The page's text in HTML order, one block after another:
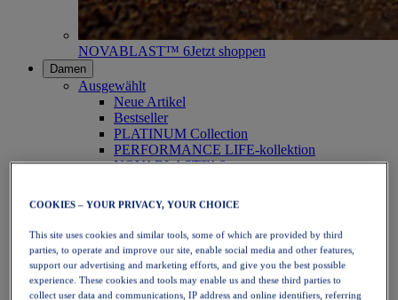
NOVABLAST™ 6Jetzt shoppen
Damen
Ausgewählt
Neue Artikel
Bestseller
PLATINUM Collection
PERFORMANCE LIFE-kollektion
NOVABLAST™ 6
Laufen
Trailrunning
Tennis
Volleyball
Handball
Padel
Korbball
COOKIES – YOUR PRIVACY, YOUR CHOICE
This site uses cookies and similar tools, some of which are provided by third
parties, to operate and improve our site, enable social media and other features,
support our advertising and marketing efforts, and give you the best possible
experience. These cookies and tools may enable us and these third parties to
collect user data and communications, IP address and online identifiers, referring